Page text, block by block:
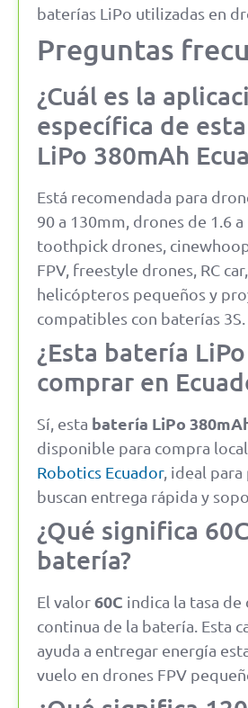
baterías LiPo utilizadas en
Preguntas
¿Cuál es la
específica de
LiPo 380mAh
Está recomendada para
90 a 130mm, drones de 1.6 a
toothpick drones,
FPV, freestyle drones, RC
helicópteros pequeños y
compatibles con baterías 3S.
¿Esta batería
comprar en
Sí, esta batería LiPo
disponible para compra
Robotics Ecuador, ideal
buscan entrega rápida y
¿Qué significa
batería?
El valor60C indica la tasa de
continua de la batería. Esta
ayuda a entregar energía
vuelo en drones FPV